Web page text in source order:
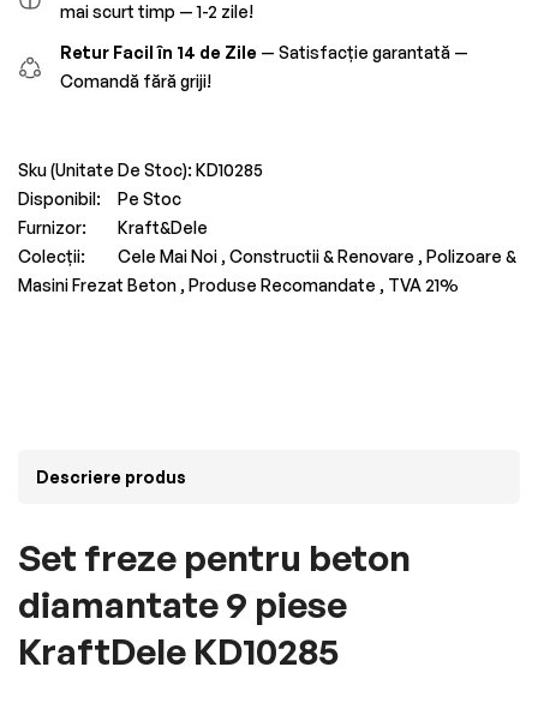
mai scurt timp — 1-2 zile!
Retur Facil în 14 de Zile — Satisfacție garantată —
Comandă fără griji!
Sku (Unitate De Stoc): KD10285
Disponibil:
Pe Stoc
Furnizor:
Kraft&Dele
Colecții:
Cele Mai Noi , Constructii & Renovare , Polizoare &
Masini Frezat Beton , Produse Recomandate , TVA 21%
Descriere produs
Set freze pentru beton
diamantate 9 piese
KraftDele KD10285